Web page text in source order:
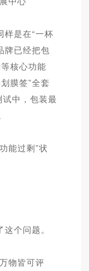
样是在“一杯
牌已经把包
核心功能
膜签”全套
中，包装最
能过剩”状
个问题。
物皆可评